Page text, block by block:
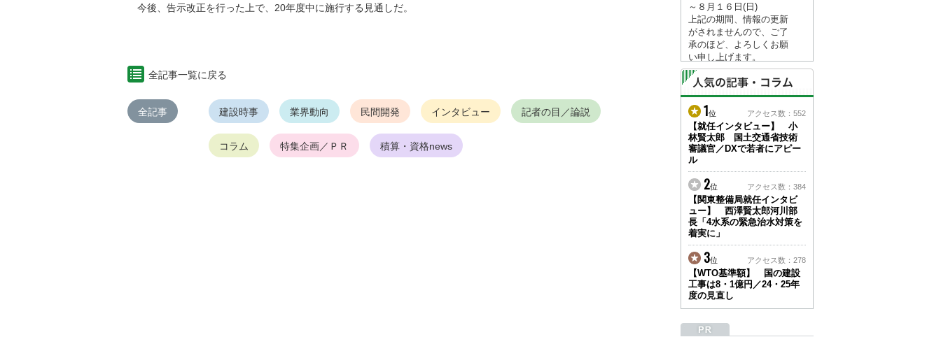
今後、告示改正を行った上で、20年度中に施行する見通しだ。
全記事一覧に戻る
全記事 建設時事 業界動向 民間開発 インタビュー 記者の目／論説
コラム 特集企画／ＰＲ 積算・資格news
～８月１６日(日)
上記の期間、情報の更新
がされませんので、ご了
承のほど、よろしくお願
い申し上げます。
なお、情報は８月１７日
(月)より登録されます。
2026/04/23
●ゴールデンウィークに
伴う情報更新停止のお知
らせ(05/02～05/10)●
ユーザー各位
建設資料館をご利用いた
だき、誠に有難うござい
ます。
下記の期間につきまし
て、弊社休業のため情報
更新を停止させていただ
きます。
【期間】５月２日(土)～
５月１０日(日)
上記の期間、情報の更新
がされませんので、ご了
い申し上げます。
1位 アクセス数：552
【就任インタビュー】 小
林賢太郎 国土交通省技術
審議官／DXで若者にアピー
ル
2位 アクセス数：384
【関東整備局就任インタビ
ュー】 西澤賢太郎河川部
長「4水系の緊急治水対策を
着実に」
3位 アクセス数：278
【WTO基準額】 国の建設
工事は8・1億円／24・25年
度の見直し